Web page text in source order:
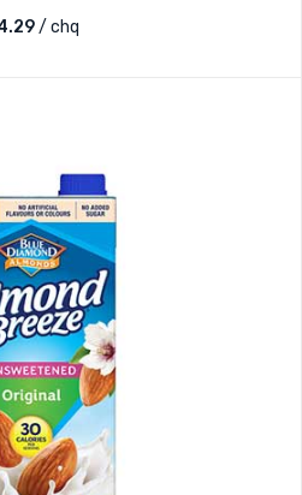
/ chq